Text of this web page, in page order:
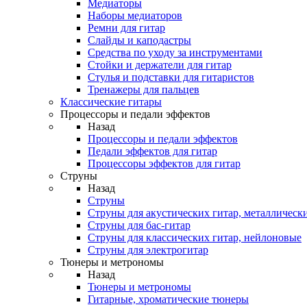
Медиаторы
Наборы медиаторов
Ремни для гитар
Слайды и каподастры
Средства по уходу за инструментами
Стойки и держатели для гитар
Стулья и подставки для гитаристов
Тренажеры для пальцев
Классические гитары
Процессоры и педали эффектов
Назад
Процессоры и педали эффектов
Педали эффектов для гитар
Процессоры эффектов для гитар
Струны
Назад
Струны
Струны для акустических гитар,
Струны для бас-гитар
Струны для классических гитар, нейлоновые
Струны для электрогитар
Тюнеры и метрономы
Назад
Тюнеры и метрономы
Гитарные, хроматические тюнеры